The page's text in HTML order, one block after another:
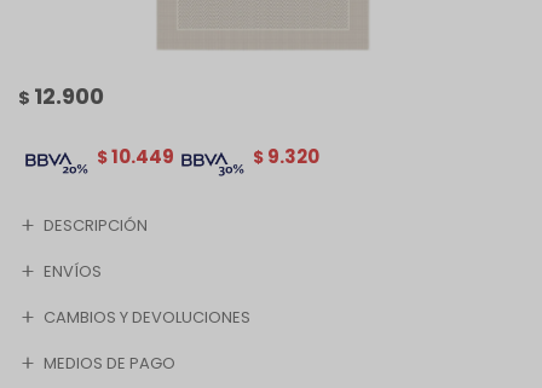
$ 12.900
$ 9.320
$10.449
DESCRIPCIÓN
ENVÍOS
CAMBIOS Y DEVOLUCIONES
MEDIOS DE PAGO